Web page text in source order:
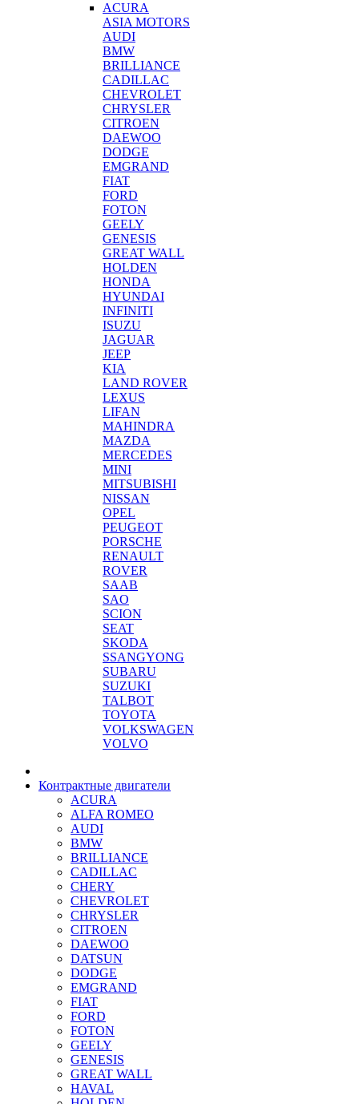
ACURA
ASIA MOTORS
AUDI
BMW
BRILLIANCE
CADILLAC
CHEVROLET
CHRYSLER
CITROEN
DAEWOO
DODGE
EMGRAND
FIAT
FORD
FOTON
GEELY
GENESIS
GREAT WALL
HOLDEN
HONDA
HYUNDAI
INFINITI
ISUZU
JAGUAR
JEEP
KIA
LAND ROVER
LEXUS
LIFAN
MAHINDRA
MAZDA
MERCEDES
MINI
MITSUBISHI
NISSAN
OPEL
PEUGEOT
PORSCHE
RENAULT
ROVER
SAAB
SAO
SCION
SEAT
SKODA
SSANGYONG
SUBARU
SUZUKI
TALBOT
TOYOTA
VOLKSWAGEN
VOLVO
Контрактные двигатели
ACURA
ALFA ROMEO
AUDI
BMW
BRILLIANCE
CADILLAC
CHERY
CHEVROLET
CHRYSLER
CITROEN
DAEWOO
DATSUN
DODGE
EMGRAND
FIAT
FORD
FOTON
GEELY
GENESIS
GREAT WALL
HAVAL